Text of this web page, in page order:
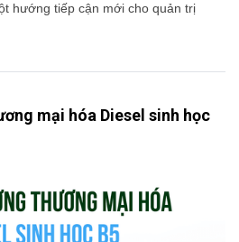
hướng tiếp cận mới cho quản trị
mại hóa Diesel sinh học